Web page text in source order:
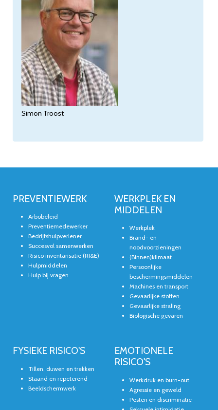
Simon Troost
PREVENTIEWERK
Arbobeleid
Preventiemedewerker
Bedrijfshulpverlener
Succesvol samenwerken
Risico inventarisatie (RI&E)
Hulpmiddelen
Hulp bij vragen
WERKPLEK EN
MIDDELEN
Werkplek
Brand- en
noodvoorzieningen
(Binnen)klimaat
Persoonlijke
beschermingsmiddelen
Machines en transport
Gevaarlijke stoffen
Gevaarlijke straling
Biologische gevaren
FYSIEKE RISICO'S
Tillen, duwen en trekken
Staand en repeterend
Beeldschermwerk
EMOTIONELE
RISICO'S
Werkdruk en burn-out
Agressie en geweld
Pesten en discriminatie